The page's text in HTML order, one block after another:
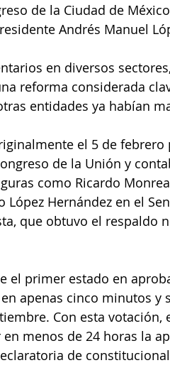
de la Ciudad de
Andrés Manuel
en diversos
reforma considerada
entidades ya habían
el 5 de febrero
de la Unión y
como Ricardo
López Hernández en el
que obtuvo el respaldo
el primer estado en
apenas cinco minutos y
Con esta
en menos de 24 horas la
de